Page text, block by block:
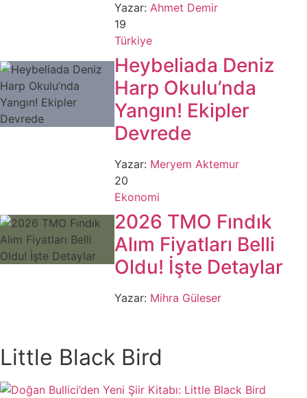
Yazar: Ahmet Demir
19
Türkiye
Heybeliada Deniz
Harp Okulu’nda
Yangın! Ekipler
Devrede
Yazar: Meryem Aktemur
20
Ekonomi
2026 TMO Fındık
Alım Fiyatları Belli
Oldu! İşte Detaylar
Yazar: Mihra Güleser
Little Black Bird